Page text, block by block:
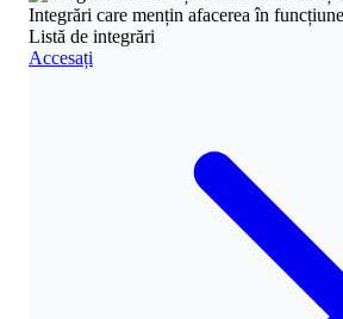
Integrări care mențin afacerea în funcțiune
Listă de integrări
Accesați